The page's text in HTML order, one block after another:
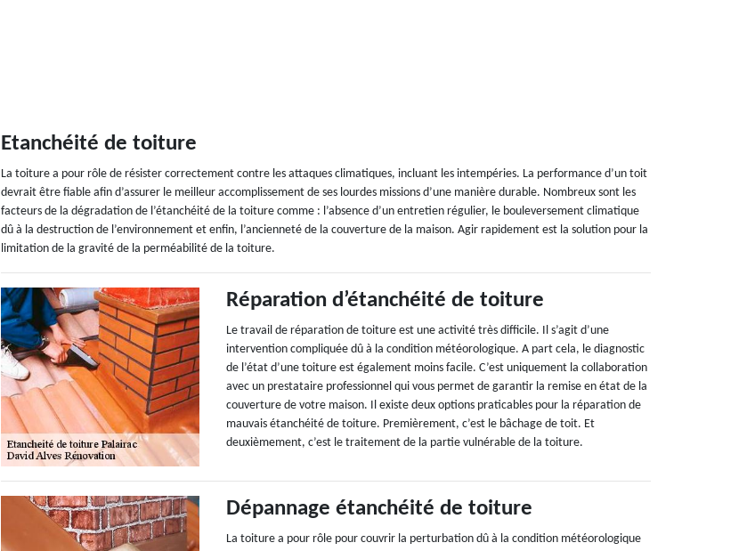
Etanchéité de toiture
La toiture a pour rôle de résister correctement contre les attaques climatiques, incluant les intempéries. La performance d’un toit
devrait être fiable afin d’assurer le meilleur accomplissement de ses lourdes missions d’une manière durable. Nombreux sont les
facteurs de la dégradation de l’étanchéité de la toiture comme : l’absence d’un entretien régulier, le bouleversement climatique
dû à la destruction de l’environnement et enfin, l’ancienneté de la couverture de la maison. Agir rapidement est la solution pour la
limitation de la gravité de la perméabilité de la toiture.
Réparation d’étanchéité de toiture
Le travail de réparation de toiture est une activité très difficile. Il s’agit d’une
intervention compliquée dû à la condition météorologique. A part cela, le diagnostic
de l’état d’une toiture est également moins facile. C’est uniquement la collaboration
avec un prestataire professionnel qui vous permet de garantir la remise en état de la
couverture de votre maison. Il existe deux options praticables pour la réparation de
mauvais étanchéité de toiture. Premièrement, c’est le bâchage de toit. Et
deuxièmement, c’est le traitement de la partie vulnérable de la toiture.
Dépannage étanchéité de toiture
La toiture a pour rôle pour couvrir la perturbation dû à la condition météorologique